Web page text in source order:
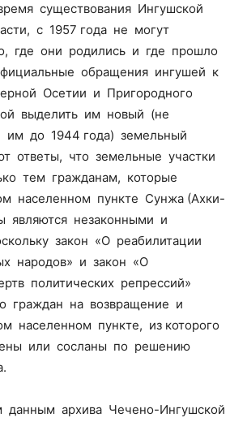
существования Ингушской
с 1957 года не могут
где они родились и где прошло
обращения ингушей к
Осетии и Пригородного
выделить им новый (не
им до 1944 года) земельный
ответы, что земельные участки
тем гражданам, которые
населенном пункте Сунжа (Ахки-
являются незаконными и
закон «О реабилитации
народов» и закон «О
политических репрессий»
граждан на возвращение и
населенном пункте, из которого
или сосланы по решению
архива Чечено-Ингушской